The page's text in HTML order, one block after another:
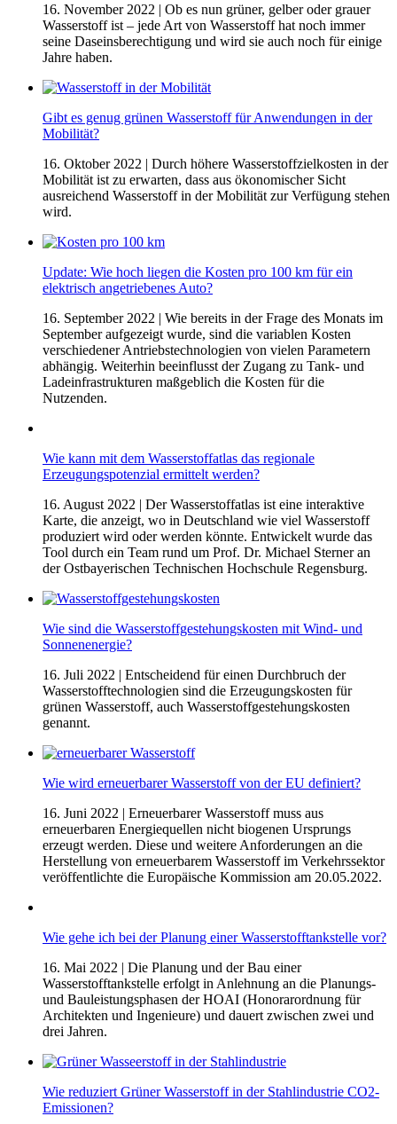
16. November 2022 | Ob es nun grüner, gelber oder grauer
Wasserstoff ist – jede Art von Wasserstoff hat noch immer
seine Daseinsberechtigung und wird sie auch noch für einige
Jahre haben.
Gibt es genug grünen Wasserstoff für Anwendungen in der
Mobilität?
16. Oktober 2022 | Durch höhere Wasserstoffzielkosten in der
Mobilität ist zu erwarten, dass aus ökonomischer Sicht
ausreichend Wasserstoff in der Mobilität zur Verfügung stehen
wird.
Update: Wie hoch liegen die Kosten pro 100 km für ein
elektrisch angetriebenes Auto?
16. September 2022 | Wie bereits in der Frage des Monats im
September aufgezeigt wurde, sind die variablen Kosten
verschiedener Antriebstechnologien von vielen Parametern
abhängig. Weiterhin beeinflusst der Zugang zu Tank- und
Ladeinfrastrukturen maßgeblich die Kosten für die
Nutzenden.
Wie kann mit dem Wasserstoffatlas das regionale
Erzeugungspotenzial ermittelt werden?
16. August 2022 | Der Wasserstoffatlas ist eine interaktive
Karte, die anzeigt, wo in Deutschland wie viel Wasserstoff
produziert wird oder werden könnte. Entwickelt wurde das
Tool durch ein Team rund um Prof. Dr. Michael Sterner an
der Ostbayerischen Technischen Hochschule Regensburg.
Wie sind die Wasserstoff­gestehungskosten mit Wind- und
Sonnenenergie?
16. Juli 2022 | Entscheidend für einen Durchbruch der
Wasserstofftechnologien sind die Erzeugungskosten für
grünen Wasserstoff, auch Wasserstoffgestehungskosten
genannt.
Wie wird erneuerbarer Wasserstoff von der EU definiert?
16. Juni 2022 | Erneuerbarer Wasserstoff muss aus
erneuerbaren Energiequellen nicht biogenen Ursprungs
erzeugt werden. Diese und weitere Anforderungen an die
Herstellung von erneuerbarem Wasserstoff im Verkehrssektor
veröffentlichte die Europäische Kommission am 20.05.2022.
Wie gehe ich bei der Planung einer Wasserstofftankstelle vor?
16. Mai 2022 | Die Planung und der Bau einer
Wasserstofftankstelle erfolgt in Anlehnung an die Planungs-
und Bauleistungsphasen der HOAI (Honorarordnung für
Architekten und Ingenieure) und dauert zwischen zwei und
drei Jahren.
Wie reduziert Grüner Wasserstoff in der Stahlindustrie CO2-
Emissionen?